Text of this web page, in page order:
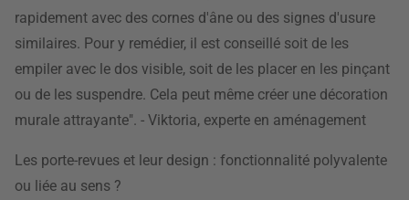
rapidement avec des cornes d'âne ou des signes d'usure
similaires. Pour y remédier, il est conseillé soit de les
empiler avec le dos visible, soit de les placer en les pinçant
ou de les suspendre. Cela peut même créer une décoration
murale attrayante". - Viktoria, experte en aménagement
Les porte-revues et leur design : fonctionnalité polyvalente
ou liée au sens ?